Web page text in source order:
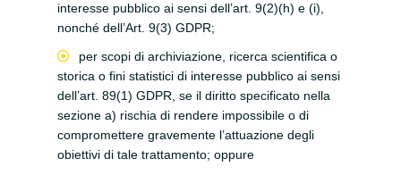
interesse pubblico ai sensi dell’art. 9(2)(h) e (i),
nonché dell’Art. 9(3) GDPR;
per scopi di archiviazione, ricerca scientifica o
storica o fini statistici di interesse pubblico ai sensi
dell’art. 89(1) GDPR, se il diritto specificato nella
sezione a) rischia di rendere impossibile o di
compromettere gravemente l’attuazione degli
obiettivi di tale trattamento; oppure